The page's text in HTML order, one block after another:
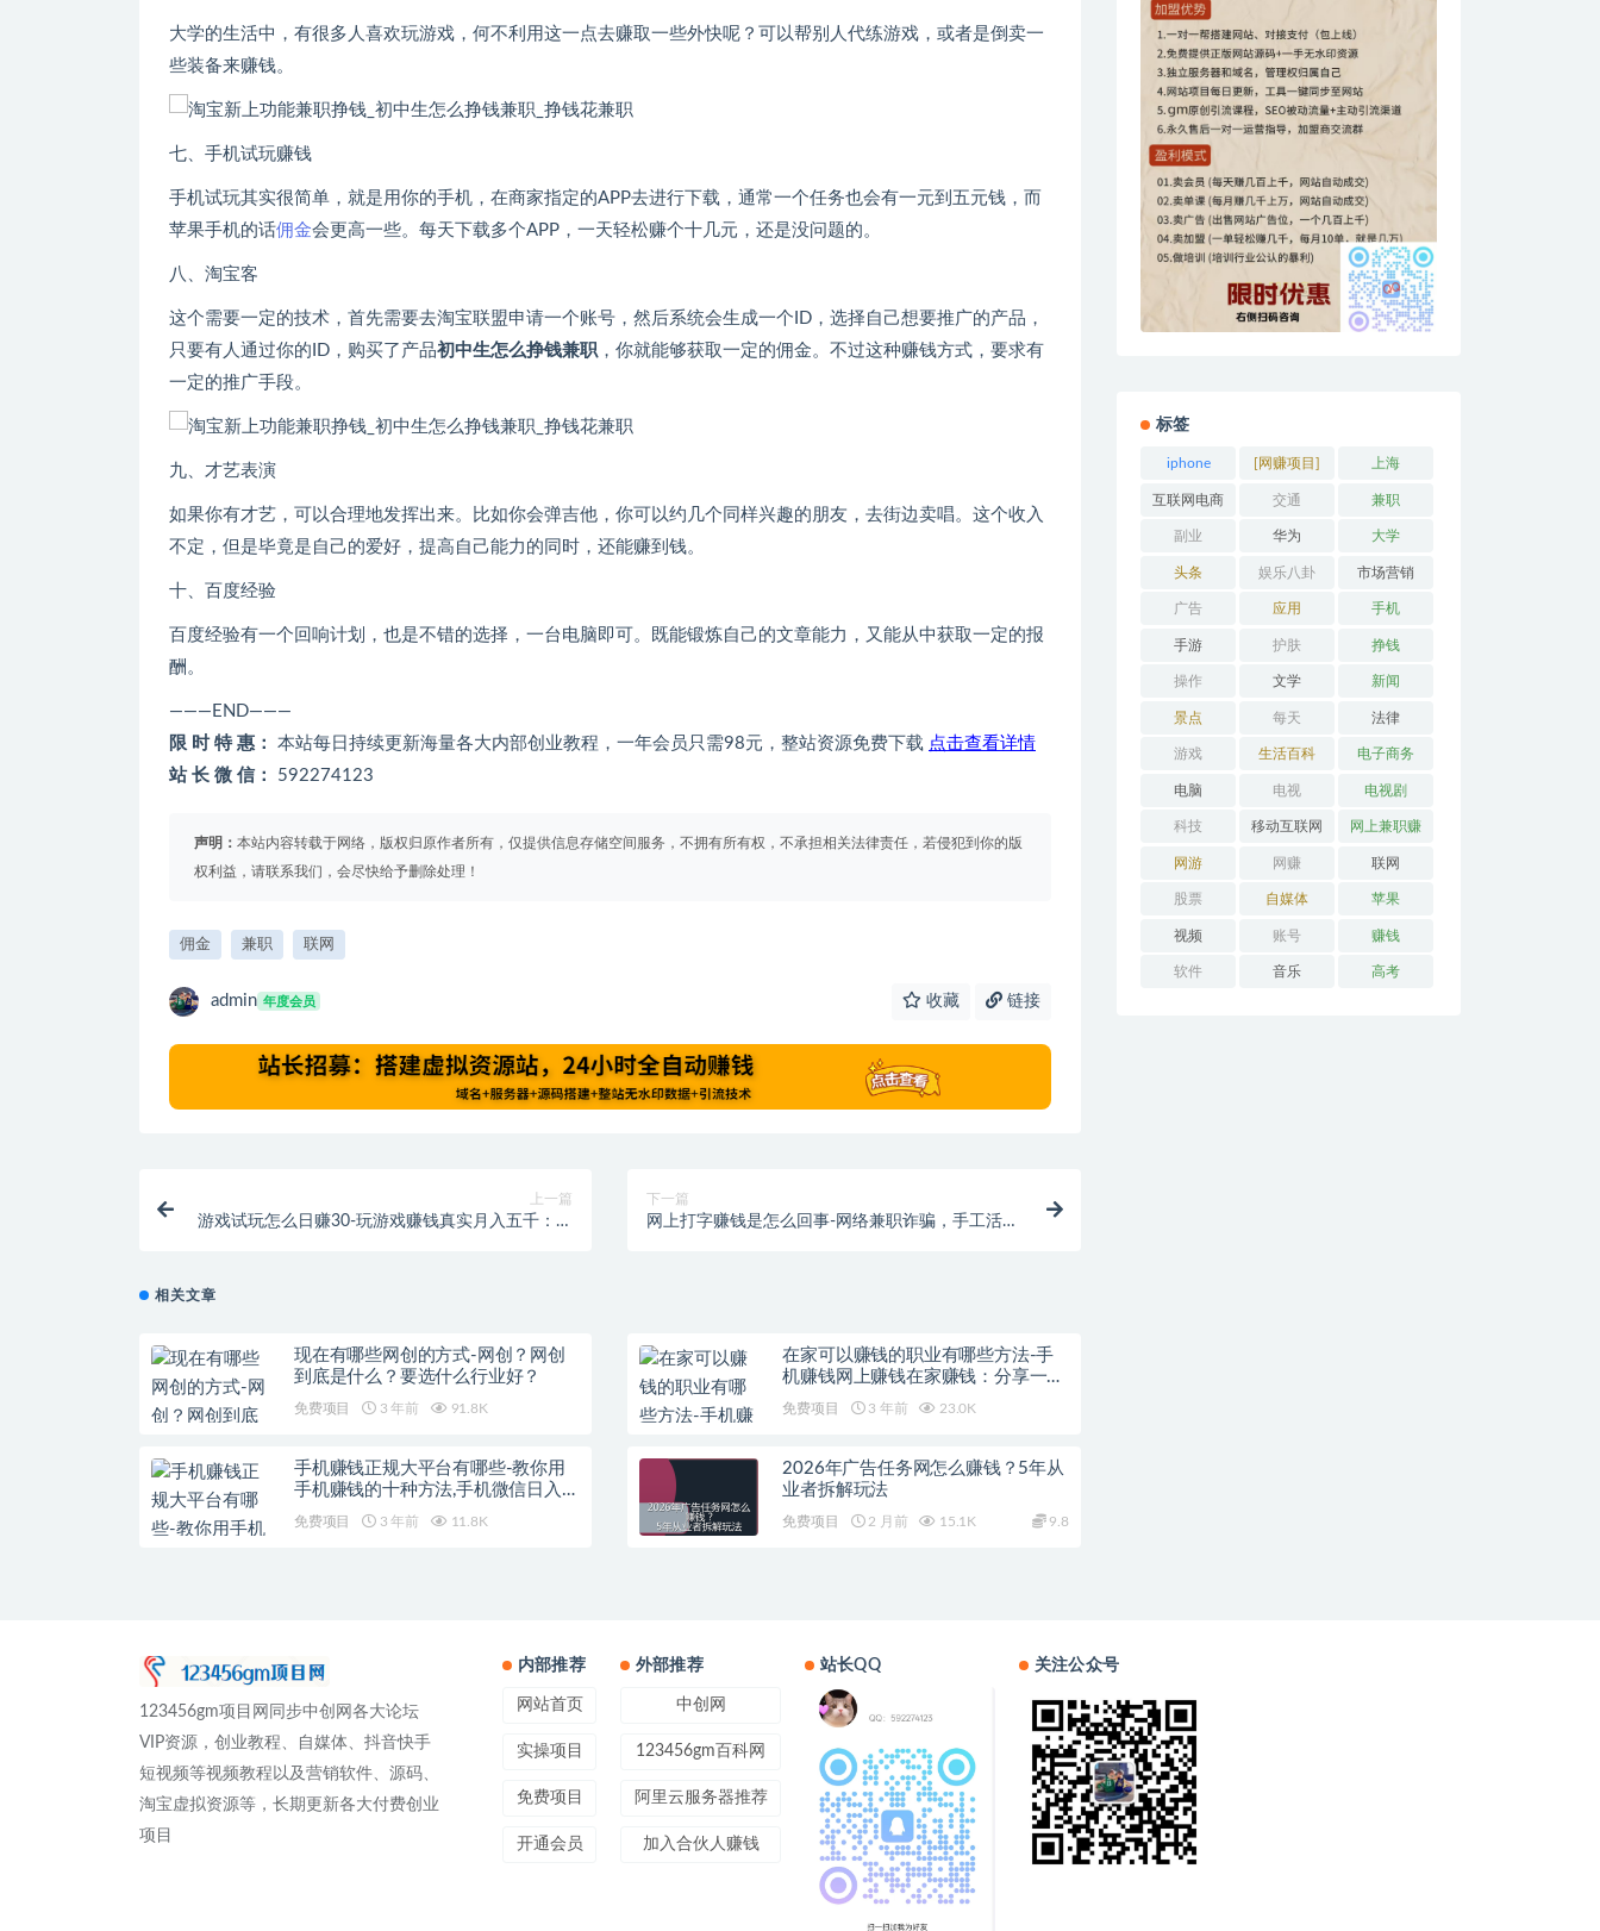
大学的生活中，有很多人喜欢玩游戏，何不利用这一点去赚取一些外快呢？可以帮别人代练游戏，或者是倒卖一
些装备来赚钱。
七、手机试玩赚钱
手机试玩其实很简单，就是用你的手机，在商家指定的APP去进行下载，通常一个任务也会有一元到五元钱，而
苹果手机的话佣金会更高一些。每天下载多个APP，一天轻松赚个十几元，还是没问题的。
八、淘宝客
这个需要一定的技术，首先需要去淘宝联盟申请一个账号，然后系统会生成一个ID，选择自己想要推广的产品，
只要有人通过你的ID，购买了产品初中生怎么挣钱兼职 ，你就能够获取一定的佣金。不过这种赚钱方式，要求有
一定的推广手段。
九、才艺表演
如果你有才艺，可以合理地发挥出来。比如你会弹吉他，你可以约几个同样兴趣的朋友，去街边卖唱。这个收入
不定，但是毕竟是自己的爱好，提高自己能力的同时，还能赚到钱。
十、百度经验
百度经验有一个回响计划，也是不错的选择，一台电脑即可。既能锻炼自己的文章能力，又能从中获取一定的报
酬。
———END———
限 时 特 惠： 本站每日持续更新海量各大内部创业教程，一年会员只需98元，整站资源免费下载 点击查看详情
站 长 微 信： 592274123
声明： 本站内容转载于网络，版权归原作者所有，仅提供信息存储空间服务，不拥有所有权，不承担相关法律责任，若侵犯到你的版
权利益，请联系我们，会尽快给予删除处理！
佣金 兼职 联网
admin 年度会员 收藏 链接
上一篇
游戏试玩怎么日赚30-玩游戏赚钱真实月入五千：免
下一篇
网上打字赚钱是怎么回事-网络兼职诈骗，手工活和
相关文章
现在有哪些网创的方式-网创？网创
到底是什么？要选什么行业好？
免费项目 3 年前 91.8K
在家可以赚钱的职业有哪些方法-手
机赚钱网上赚钱在家赚钱：分享一个
最新兼职赚钱方法！
免费项目 3 年前 23.0K
手机赚钱正规大平台有哪些-教你用
手机赚钱的十种方法,手机微信日入
100元怎么做
免费项目 3 年前 11.8K
2026年广告任务网怎么赚钱？5年从
业者拆解玩法
免费项目 2 月前 15.1K 9.8
标签
iphone [网赚项目] 上海
互联网电商 交通 兼职
副业 华为 大学
头条 娱乐八卦 市场营销
广告 应用 手机
手游 护肤 挣钱
操作 文学 新闻
景点 每天 法律
游戏 生活百科 电子商务
电脑 电视 电视剧
科技 移动互联网 网上兼职赚
钱
网游 网赚 联网
股票 自媒体 苹果
视频 账号 赚钱
软件 音乐 高考
123456gm项目网同步中创网各大论坛
VIP资源，创业教程、自媒体、抖音快手
短视频等视频教程以及营销软件、源码、
淘宝虚拟资源等，长期更新各大付费创业
项目
内部推荐
网站首页
实操项目
免费项目
开通会员
外部推荐
中创网
123456gm百科网
阿里云服务器推荐
加入合伙人赚钱
站长QQ 关注公众号